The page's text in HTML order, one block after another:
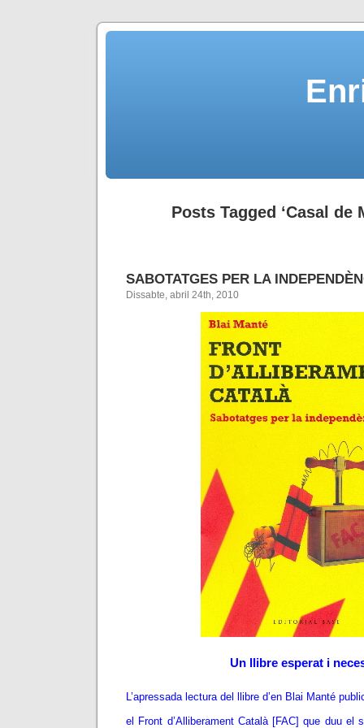
Posts Tagged ‘Casal de
SABOTATGES PER LA
Dissabte, abril 24th, 2010
Un llibre esperat i
L’apressada lectura del llibre d’en Blai Manté
el Front d’Alliberament Català [FAC] que duu el